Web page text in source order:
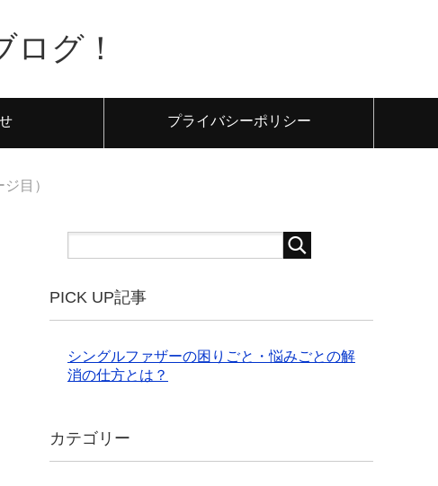
グ！
プライバシーポリシー
目）
PICK UP記事
シングルファザーの困りごと・悩みごとの解
消の仕方とは？
カテゴリー